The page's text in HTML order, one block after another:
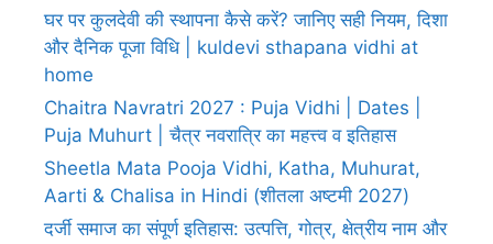
घर पर कुलदेवी की स्थापना कैसे करें? जानिए सही नियम, दिशा
और दैनिक पूजा विधि | kuldevi sthapana vidhi at
home
Chaitra Navratri 2027 : Puja Vidhi | Dates |
Puja Muhurt | चैत्र नवरात्रि का महत्त्व व इतिहास
Sheetla Mata Pooja Vidhi, Katha, Muhurat,
Aarti & Chalisa in Hindi (शीतला अष्टमी 2027)
दर्जी समाज का संपूर्ण इतिहास: उत्पत्ति, गोत्र, क्षेत्रीय नाम और